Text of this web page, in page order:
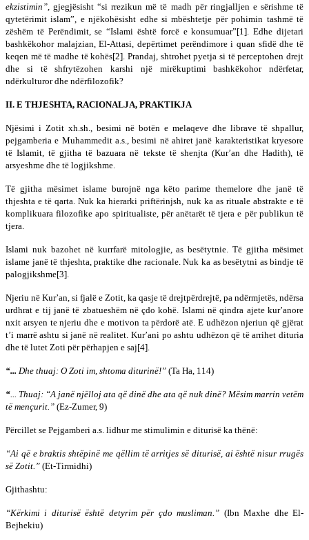
ekzistimin”, gjegjësisht “si rrezikun më të madh për ringjalljen e sërishme të
qytetërimit islam”, e njëkohësisht edhe si mbështetje për pohimin tashmë të
zëshëm të Perëndimit, se “Islami është forcë e konsumuar”[1]. Edhe dijetari
bashkëkohor malajzian, El-Attasi, depërtimet perëndimore i quan sfidë dhe të
keqen më të madhe të kohës[2]. Prandaj, shtrohet pyetja si të perceptohen drejt
dhe si të shfrytëzohen karshi një mirëkuptimi bashkëkohor ndërfetar,
ndërkulturor dhe ndërfilozofik?
II. E THJESHTA, RACIONALJA, PRAKTIKJA
Njësimi i Zotit xh.sh., besimi në botën e melaqeve dhe librave të shpallur,
pejgamberia e Muhammedit a.s., besimi në ahiret janë karakteristikat kryesore
të Islamit, të gjitha të bazuara në tekste të shenjta (Kur’an dhe Hadith), të
arsyeshme dhe të logjikshme.
Të gjitha mësimet islame burojnë nga këto parime themelore dhe janë të
thjeshta e të qarta. Nuk ka hierarki priftërinjsh, nuk ka as rituale abstrakte e të
komplikuara filozofike apo spiritualiste, për anëtarët të tjera e për publikun të
tjera.
Islami nuk bazohet në kurrfarë mitologjie, as besëtytnie. Të gjitha mësimet
islame janë të thjeshta, praktike dhe racionale. Nuk ka as besëtytni as bindje të
palogjikshme[3].
Njeriu në Kur’an, si fjalë e Zotit, ka qasje të drejtpërdrejtë, pa ndërmjetës, ndërsa
urdhrat e tij janë të zbatueshëm në çdo kohë. Islami në qindra ajete kur’anore
nxit arsyen te njeriu dhe e motivon ta përdorë atë. E udhëzon njeriun që gjërat
t’i marrë ashtu si janë në realitet. Kur’ani po ashtu udhëzon që të arrihet dituria
dhe të lutet Zoti për përhapjen e saj[4].
“... Dhe thuaj: O Zoti im, shtoma diturinë!” (Ta Ha, 114)
“ ... Thuaj: “A janë njëlloj ata që dinë dhe ata që nuk dinë? Mësim marrin vetëm
të mençurit.” (Ez-Zumer, 9)
Përcillet se Pejgamberi a.s. lidhur me stimulimin e diturisë ka thënë:
“Ai që e braktis shtëpinë me qëllim të arritjes së diturisë, ai është nisur rrugës
së Zotit.” (Et-Tirmidhi)
Gjithashtu:
“Kërkimi i diturisë është detyrim për çdo musliman.” (Ibn Maxhe dhe El-
Bejhekiu)